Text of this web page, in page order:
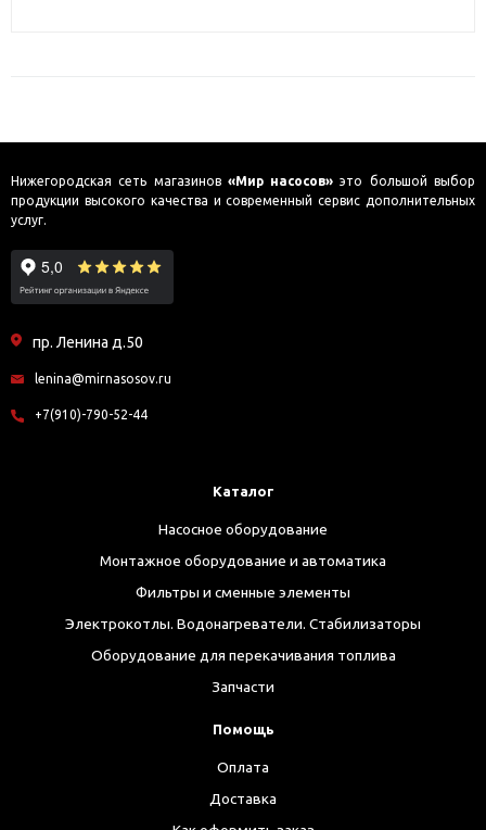
Нижегородская сеть магазинов «Мир насосов» это большой выбор
продукции высокого качества и современный сервис дополнительных
услуг.
пр. Ленина д.50
lenina@mirnasosov.ru
+7(910)-790-52-44
Каталог
Насосное оборудование
Монтажное оборудование и автоматика
Фильтры и сменные элементы
Электрокотлы. Водонагреватели. Стабилизаторы
Оборудование для перекачивания топлива
Запчасти
Помощь
Оплата
Доставка